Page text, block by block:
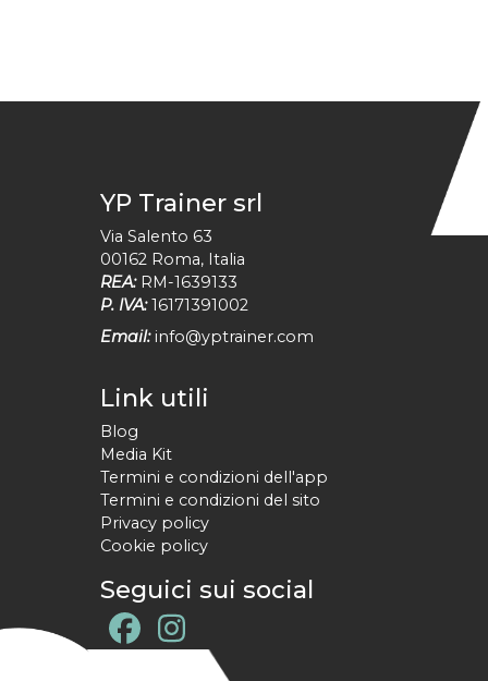
YP Trainer srl
Via Salento 63
00162 Roma, Italia
REA: RM-1639133
P. IVA: 16171391002
Email: info@yptrainer.com
Link utili
Blog
Media Kit
Termini e condizioni dell'app
Termini e condizioni del sito
Privacy policy
Cookie policy
Seguici sui social